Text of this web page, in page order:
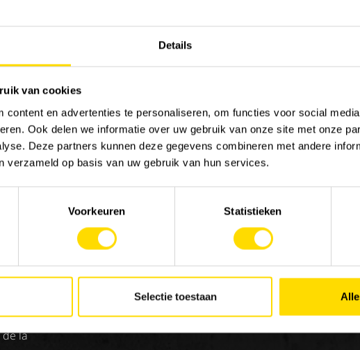
Details
van cookies
content en advertenties te personaliseren, om functies voor social
Ook delen we informatie over uw gebruik van onze site met onze
Deze partners kunnen deze gegevens combineren met andere
verzameld op basis van uw gebruik van hun services.
Voorkeuren Statistieken
Selectie toestaan
de
la
MACHINERY
Nos marques
Special Applications
LX Used Equipment
Sociétés de location
New old stock
EMPLOIS
Travailler